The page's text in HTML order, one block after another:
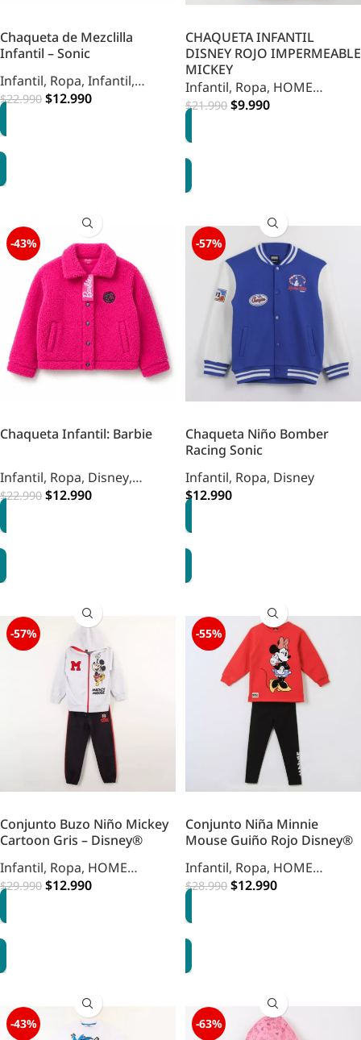
Chaqueta de Mezclilla
Infantil – Sonic
Infantil, Ropa, Infantil,
Vestuario
$22.990 $12.990
CHAQUETA INFANTIL
DISNEY ROJO IMPERMEABLE
MICKEY
Infantil, Ropa, HOME
INFANTIL
$21.990 $9.990
-43%
Chaqueta Infantil: Barbie
Infantil, Ropa, Disney,
Infantil,Vestuario
$22.990 $12.990
-57%
Chaqueta Niño Bomber
Racing Sonic
Infantil, Ropa, Disney
$12.990
-57%
Conjunto Buzo Niño Mickey
Cartoon Gris – Disney®
Infantil, Ropa, HOME
INFANTIL
$29.990 $12.990
-55%
Conjunto Niña Minnie
Mouse Guiño Rojo Disney®
Infantil, Ropa, HOME
INFANTIL
$28.990 $12.990
-43% -63%